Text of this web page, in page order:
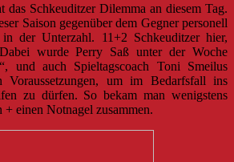
Schkeuditzer Dilemma an diesem Tag.
Saison gegenüber dem Gegner personell
der Unterzahl. 11+2 Schkeuditzer hier,
wurde Perry Saß unter der Woche
und auch Spieltagscoach Toni Smeilus
Voraussetzungen, um im Bedarfsfall ins
zu dürfen. So bekam man wenigstens
einen Notnagel zusammen.